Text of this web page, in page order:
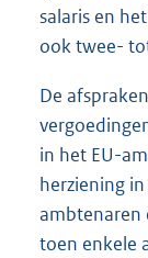
salaris en
ook twee-
De
in het EU-
herziening
ambtenaren
toen enkele